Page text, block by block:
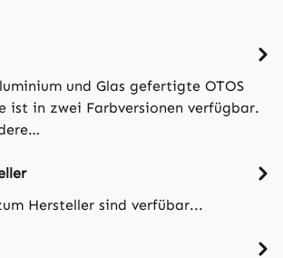
und Glas gefertigte OTOS
ist in zwei Farbversionen verfügbar.
Hersteller sind verfübar...